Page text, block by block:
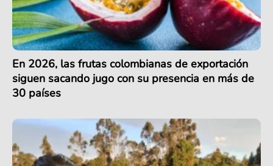
En 2026, las frutas colombianas de exportación
siguen sacando jugo con su presencia en más de
30 países